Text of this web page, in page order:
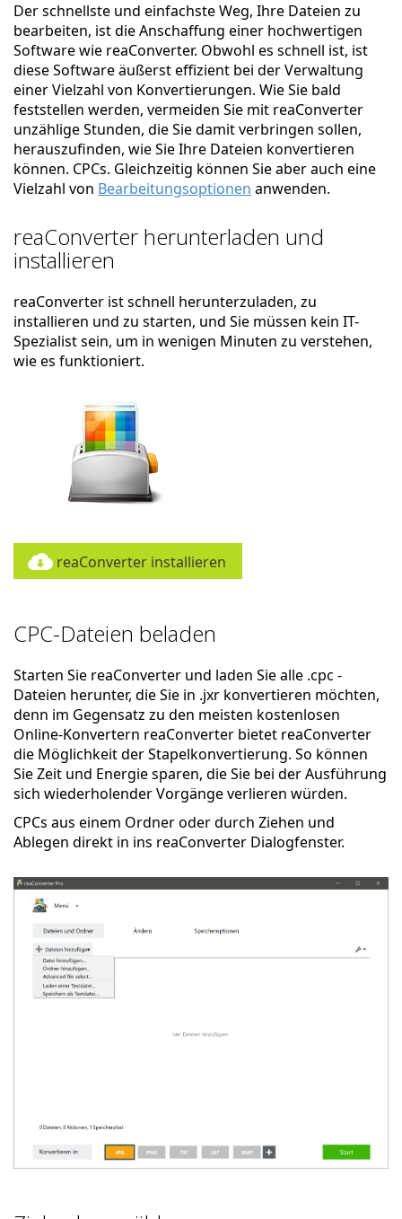
Der schnellste und einfachste Weg, Ihre Dateien zu
bearbeiten, ist die Anschaffung einer hochwertigen
Software wie reaConverter. Obwohl es schnell ist, ist
diese Software äußerst effizient bei der Verwaltung
einer Vielzahl von Konvertierungen. Wie Sie bald
feststellen werden, vermeiden Sie mit reaConverter
unzählige Stunden, die Sie damit verbringen sollen,
herauszufinden, wie Sie Ihre Dateien konvertieren
können. CPCs. Gleichzeitig können Sie aber auch eine
Vielzahl von Bearbeitungsoptionen anwenden.
reaConverter herunterladen und
installieren
reaConverter ist schnell herunterzuladen, zu
installieren und zu starten, und Sie müssen kein IT-
Spezialist sein, um in wenigen Minuten zu verstehen,
wie es funktioniert.
reaConverter installieren
CPC-Dateien beladen
Starten Sie reaConverter und laden Sie alle .cpc -
Dateien herunter, die Sie in .jxr konvertieren möchten,
denn im Gegensatz zu den meisten kostenlosen
Online-Konvertern reaConverter bietet reaConverter
die Möglichkeit der Stapelkonvertierung. So können
Sie Zeit und Energie sparen, die Sie bei der Ausführung
sich wiederholender Vorgänge verlieren würden.
CPCs aus einem Ordner oder durch Ziehen und
Ablegen direkt in ins reaConverter Dialogfenster.